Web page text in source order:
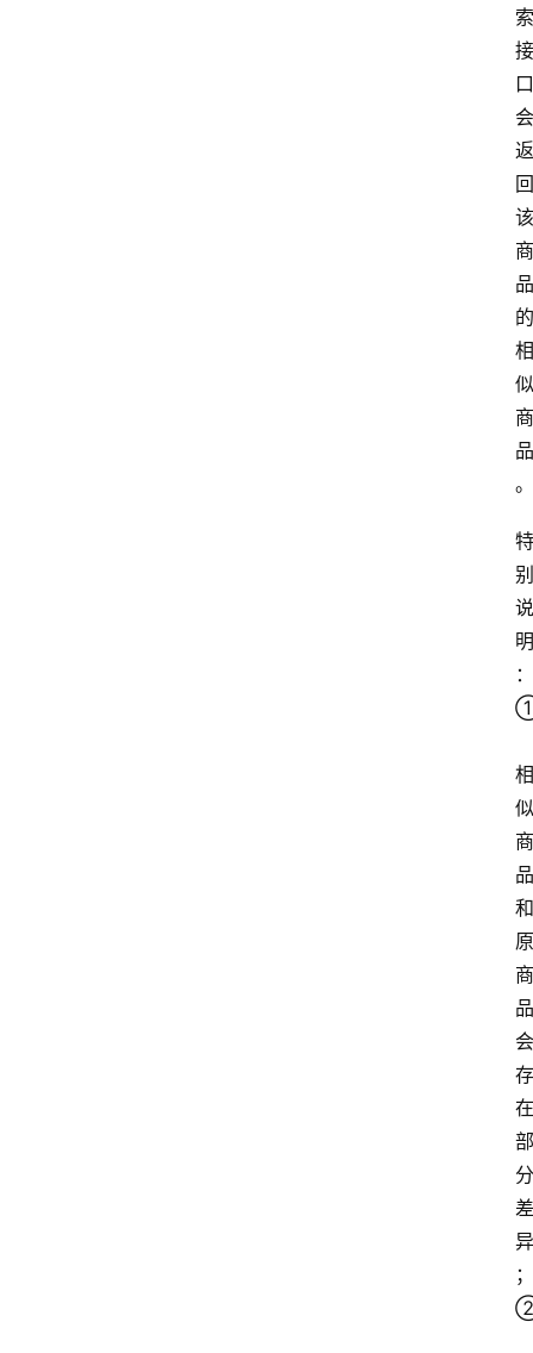
索
接
口
会
返
回
该
商
品
的
相
似
商
品
。
特
别
说
明
：
相
似
商
品
和
原
商
品
会
存
在
部
分
差
异
；